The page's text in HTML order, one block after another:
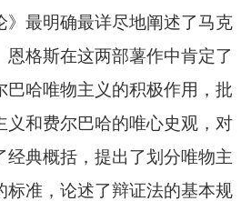
》最明确最详尽地阐述了马克
恩格斯在这两部薯作中肯定了
巴哈唯物主义的积极作用，批
义和费尔巴哈的唯心史观，对
经典概括，提出了划分唯物主
标准，论述了辩证法的基本规